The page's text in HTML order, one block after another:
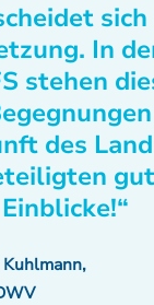
In
stehen
des